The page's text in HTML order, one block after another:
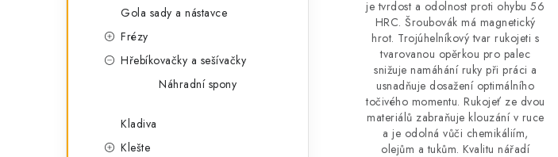
Gola sady a nástavce
Frézy
Hřebíkovačky a sešívačky
Náhradní spony
Kladiva
Klešte
je tvrdost a odolnost proti ohybu 56
HRC. Šroubovák má magnetický
hrot. Trojúhelníkový tvar rukojeti s
tvarovanou opěrkou pro palec
snižuje namáhání ruky při práci a
usnadňuje dosažení optimálního
točivého momentu. Rukojeť ze dvou
materiálů zabraňuje klouzání v ruce
a je odolná vůči chemikáliím,
olejům a tukům. Kvalitu nářadí